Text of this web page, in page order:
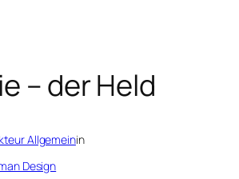
– der Held
Allgemeinin
Design